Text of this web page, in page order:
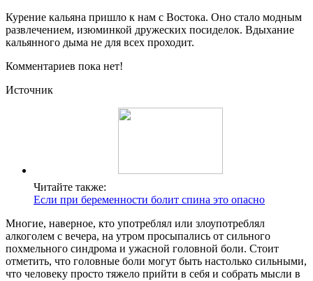
Курение кальяна пришло к нам с Востока. Оно стало модным
развлечением, изюминкой дружеских посиделок. Вдыхание
кальянного дыма не для всех проходит.
Комментариев пока нет!
Источник
Читайте также:
Если при беременности болит спина это опасно
Многие, наверное, кто употреблял или злоупотреблял
алкоголем с вечера, на утром просыпались от сильного
похмельного синдрома и ужасной головной боли. Стоит
отметить, что головные боли могут быть настолько сильными,
что человеку просто тяжело прийти в себя и собрать мысли в